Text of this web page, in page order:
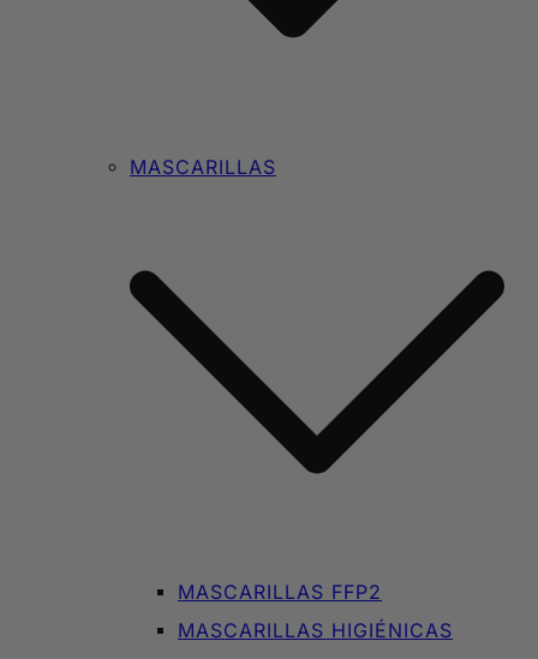
MASCARILLAS
MASCARILLAS FFP2
MASCARILLAS HIGIÉNICAS